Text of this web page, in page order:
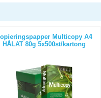
Multicopy A4
HÅLAT 80g 5x500st/kartong